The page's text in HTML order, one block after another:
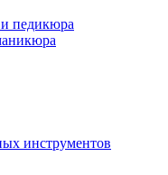
педикюра
инструментов